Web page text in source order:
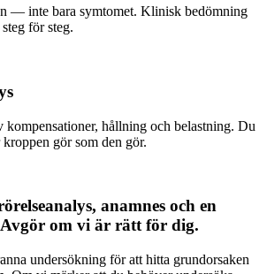
— inte bara symtomet. Klinisk bedömning
för steg.
kompensationer, hållning och belastning. Du
gör som den gör.
anamnes och en
om vi är rätt för dig.
undersökning för att hitta grundorsaken